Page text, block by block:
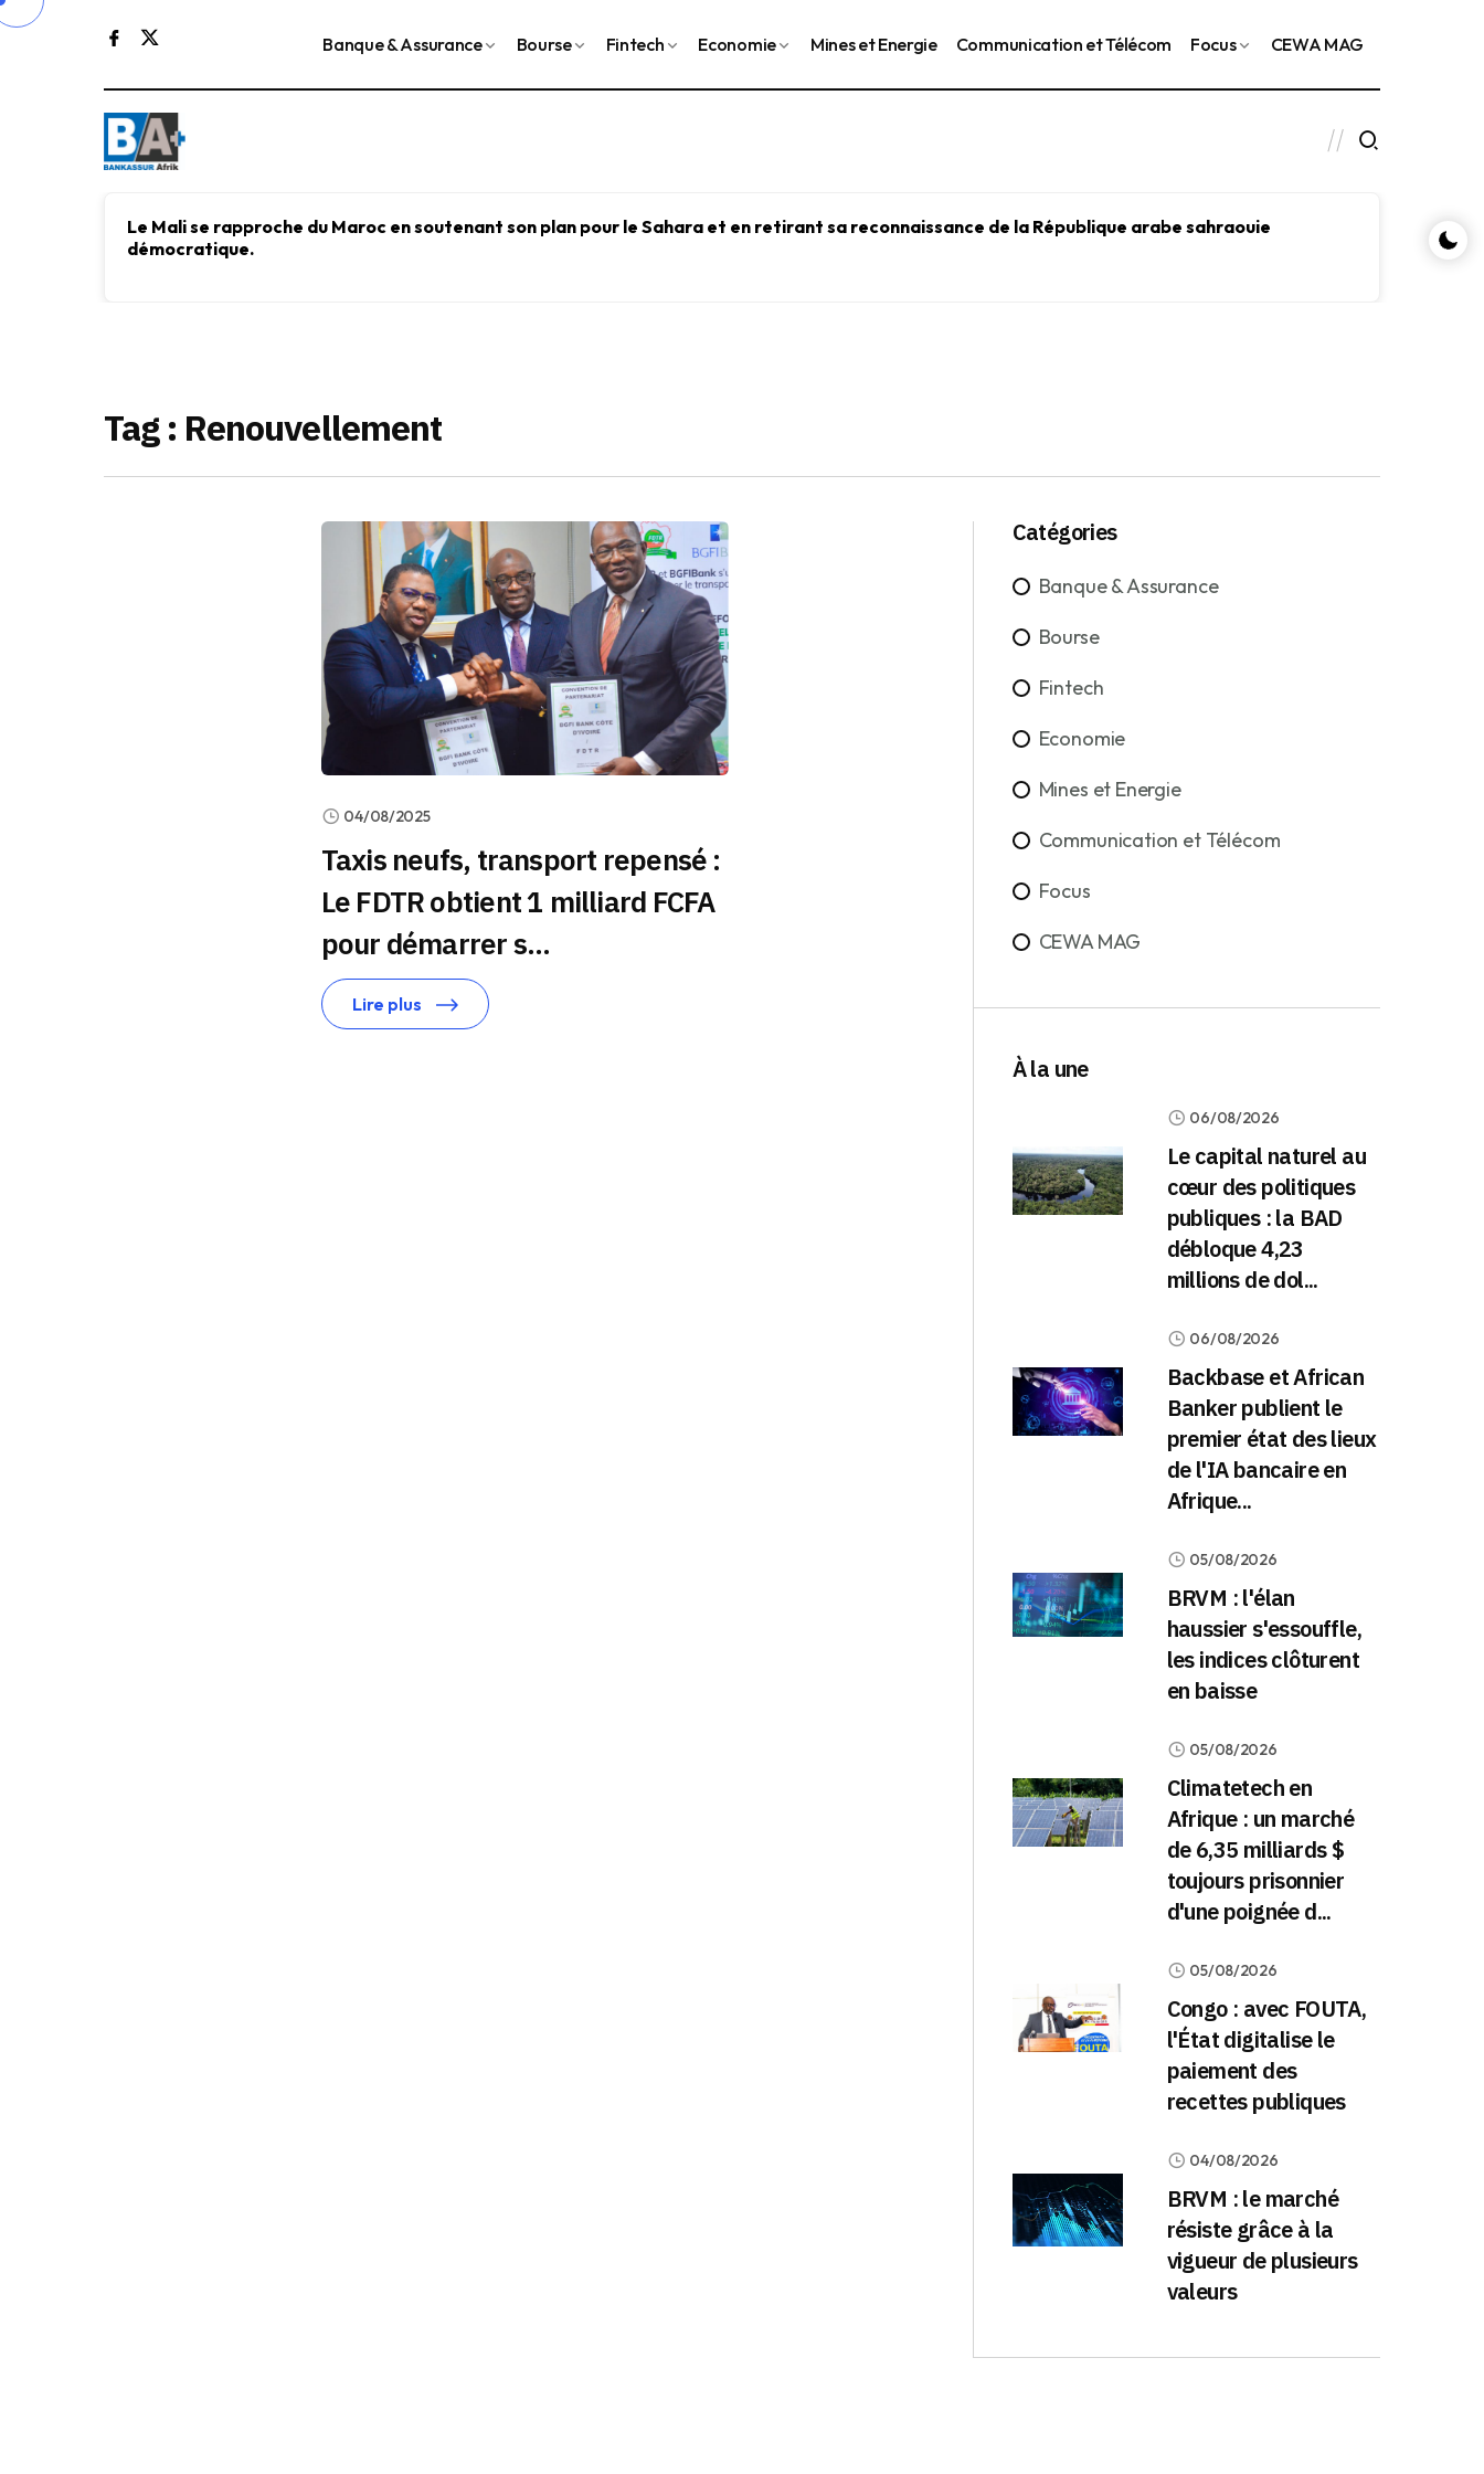
Banque & Assurance Bourse Fintech Economie Mines et Energie Communication et Télécom Focus CEWA MAG
Le Mali se rapproche du Maroc en soutenant son plan pour le Sahara et en retirant sa reconnaissance de la République arabe sahraouie
démocratique.
Le
le
Tag : Renouvellement
04/08/2025
Taxis neufs, transport repensé :
Le FDTR obtient 1 milliard FCFA
pour démarrer s...
Lire plus
Catégories
Banque & Assurance
Bourse
Fintech
Economie
Mines et Energie
Communication et Télécom
Focus
CEWA MAG
À la une
06/08/2026
Le capital naturel au
cœur des politiques
publiques : la BAD
débloque 4,23
millions de dol...
06/08/2026
Backbase et African
Banker publient le
premier état des lieux
de l'IA bancaire en
Afrique...
05/08/2026
BRVM : l'élan
haussier s'essouffle,
les indices clôturent
en baisse
05/08/2026
Climatetech en
Afrique : un marché
de 6,35 milliards $
toujours prisonnier
d'une poignée d...
05/08/2026
Congo : avec FOUTA,
l'État digitalise le
paiement des
recettes publiques
04/08/2026
BRVM : le marché
résiste grâce à la
vigueur de plusieurs
valeurs